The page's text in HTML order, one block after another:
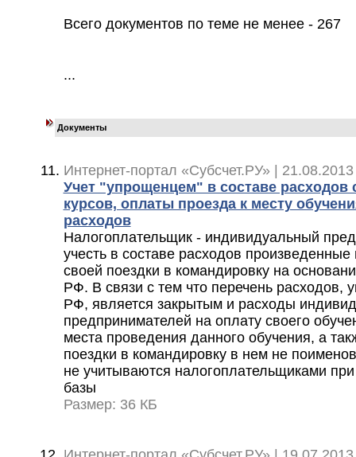
Всего документов по теме не менее - 267
...
Документы
Интернет-портал «Субсчет.РУ» |
Учет "упрощенцем" в составе расходов
курсов, оплаты проезда к месту
расходов
Налогоплательщик - индивидуальный
учесть в составе расходов
своей поездки в командировку на
РФ. В связи с тем что перечень расходов,
РФ, является закрытым и расходы
предпринимателей на оплату своего
места проведения данного обучения, а
поездки в командировку в нем не
не учитываются налогоплательщиками
базы
Размер: 36 КБ